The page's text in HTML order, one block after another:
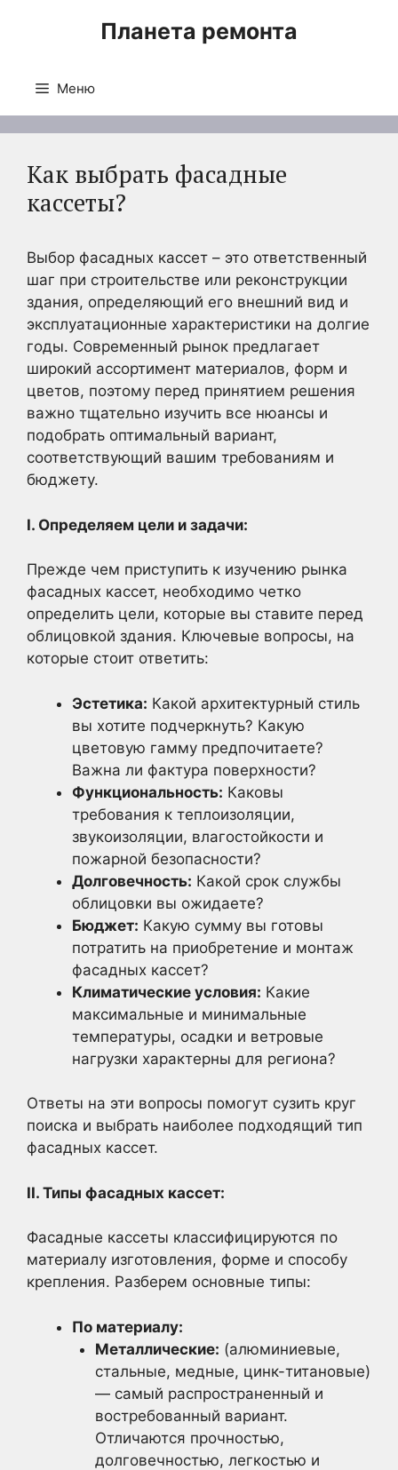
Планета ремонта
Меню
Как выбрать фасадные
кассеты?
Выбор фасадных кассет – это ответственный
шаг при строительстве или реконструкции
здания, определяющий его внешний вид и
эксплуатационные характеристики на долгие
годы. Современный рынок предлагает
широкий ассортимент материалов, форм и
цветов, поэтому перед принятием решения
важно тщательно изучить все нюансы и
подобрать оптимальный вариант,
соответствующий вашим требованиям и
бюджету.
I. Определяем цели и задачи:
Прежде чем приступить к изучению рынка
фасадных кассет, необходимо четко
определить цели, которые вы ставите перед
облицовкой здания. Ключевые вопросы, на
которые стоит ответить:
Эстетика: Какой архитектурный стиль
вы хотите подчеркнуть? Какую
цветовую гамму предпочитаете?
Важна ли фактура поверхности?
Функциональность: Каковы
требования к теплоизоляции,
звукоизоляции, влагостойкости и
пожарной безопасности?
Долговечность: Какой срок службы
облицовки вы ожидаете?
Бюджет: Какую сумму вы готовы
потратить на приобретение и монтаж
фасадных кассет?
Климатические условия: Какие
максимальные и минимальные
температуры, осадки и ветровые
нагрузки характерны для региона?
Ответы на эти вопросы помогут сузить круг
поиска и выбрать наиболее подходящий тип
фасадных кассет.
II. Типы фасадных кассет:
Фасадные кассеты классифицируются по
материалу изготовления, форме и способу
крепления. Разберем основные типы:
По материалу:
Металлические: (алюминиевые,
стальные, медные, цинк-титановые)
— самый распространенный и
востребованный вариант.
Отличаются прочностью,
долговечностью, легкостью и